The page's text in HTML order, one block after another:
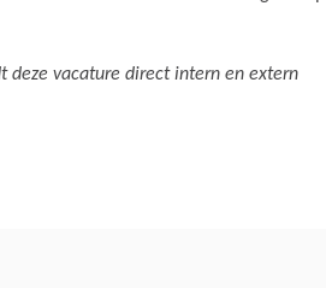
deze vacature direct intern en extern